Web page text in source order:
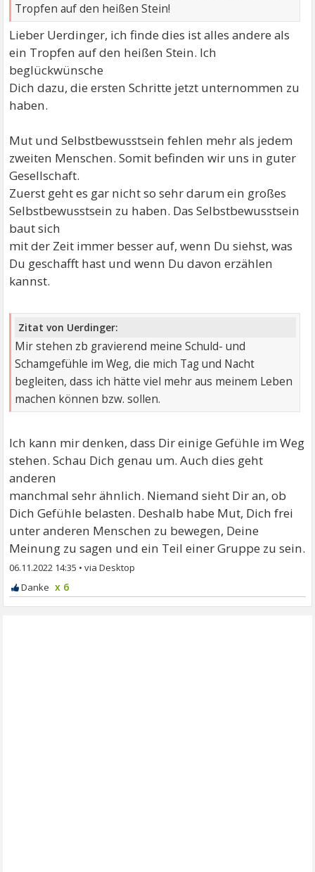
Tropfen auf den heißen Stein!
Lieber Uerdinger, ich finde dies ist alles andere als
ein Tropfen auf den heißen Stein. Ich
beglückwünsche
Dich dazu, die ersten Schritte jetzt unternommen zu
haben.
Mut und Selbstbewusstsein fehlen mehr als jedem
zweiten Menschen. Somit befinden wir uns in guter
Gesellschaft.
Zuerst geht es gar nicht so sehr darum ein großes
Selbstbewusstsein zu haben. Das Selbstbewusstsein
baut sich
mit der Zeit immer besser auf, wenn Du siehst, was
Du geschafft hast und wenn Du davon erzählen
kannst.
Zitat von Uerdinger:
Mir stehen zb gravierend meine Schuld- und
Schamgefühle im Weg, die mich Tag und Nacht
begleiten, dass ich hätte viel mehr aus meinem Leben
machen können bzw. sollen.
Ich kann mir denken, dass Dir einige Gefühle im Weg
stehen. Schau Dich genau um. Auch dies geht
anderen
manchmal sehr ähnlich. Niemand sieht Dir an, ob
Dich Gefühle belasten. Deshalb habe Mut, Dich frei
unter anderen Menschen zu bewegen, Deine
Meinung zu sagen und ein Teil einer Gruppe zu sein.
06.11.2022 14:35 •
x 6